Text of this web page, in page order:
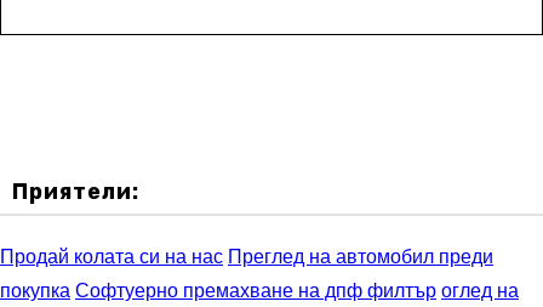
Приятели:
Продай колата си на нас Преглед на автомобил преди
покупкаСофтуерно премахване на дпф филтъроглед на